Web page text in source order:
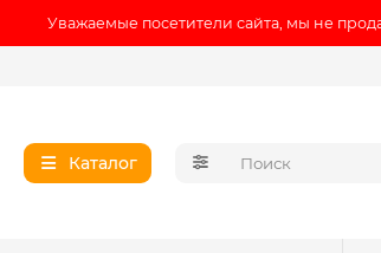
Уважаемые посетители сайта, мы не
Каталог